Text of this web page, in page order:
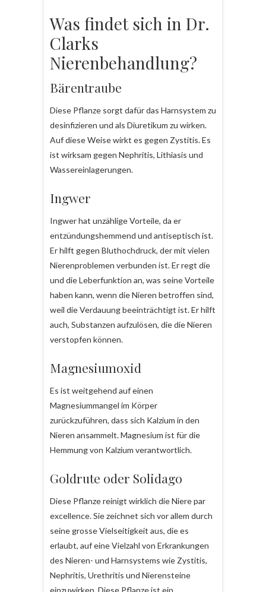
Was findet sich in Dr.
Clarks
Nierenbehandlung?
Bärentraube
Diese Pflanze sorgt dafür das Harnsystem zu
desinfizieren und als Diuretikum zu wirken.
Auf diese Weise wirkt es gegen Zystitis. Es
ist wirksam gegen Nephritis, Lithiasis und
Wassereinlagerungen.
Ingwer
Ingwer hat unzählige Vorteile, da er
entzündungshemmend und antiseptisch ist.
Er hilft gegen Bluthochdruck, der mit vielen
Nierenproblemen verbunden ist. Er regt die
und die Leberfunktion an, was seine Vorteile
haben kann, wenn die Nieren betroffen sind,
weil die Verdauung beeinträchtigt ist. Er hilft
auch, Substanzen aufzulösen, die die Nieren
verstopfen können.
Magnesiumoxid
Es ist weitgehend auf einen
Magnesiummangel im Körper
zurückzuführen, dass sich Kalzium in den
Nieren ansammelt. Magnesium ist für die
Hemmung von Kalzium verantwortlich.
Goldrute oder Solidago
Diese Pflanze reinigt wirklich die Niere par
excellence. Sie zeichnet sich vor allem durch
seine grosse Vielseitigkeit aus, die es
erlaubt, auf eine Vielzahl von Erkrankungen
des Nieren- und Harnsystems wie Zystitis,
Nephritis, Urethritis und Nierensteine
einzuwirken. Diese Pflanze ist ein